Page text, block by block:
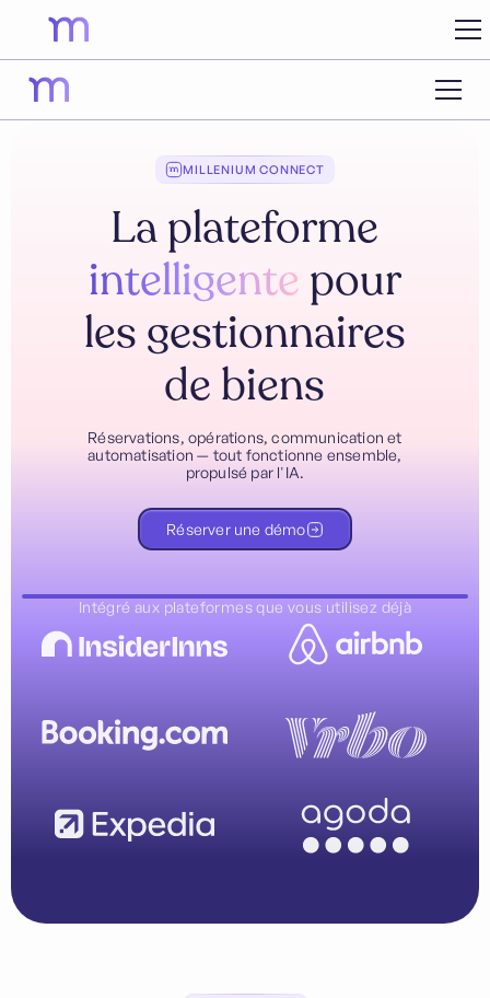
MILLENIUM CONNECT
La plateforme
intelligente pour
les gestionnaires
de biens
Réservations, opérations, communication et
automatisation — tout fonctionne ensemble,
propulsé par l'IA.
Réserver une démo
Intégré aux plateformes que vous utilisez déjà